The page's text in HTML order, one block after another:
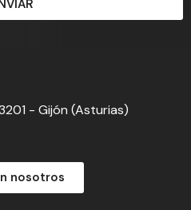
- Gijón (Asturias)
nosotros